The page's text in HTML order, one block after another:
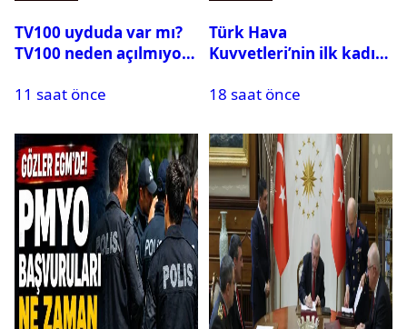
TV100 uyduda var mı?
TV100 neden açılmıyor?
11 saat önce
Türk Hava
Kuvvetleri’nin ilk kadın
Karapınar hakkında
ortaya çıktı
18 saat önce